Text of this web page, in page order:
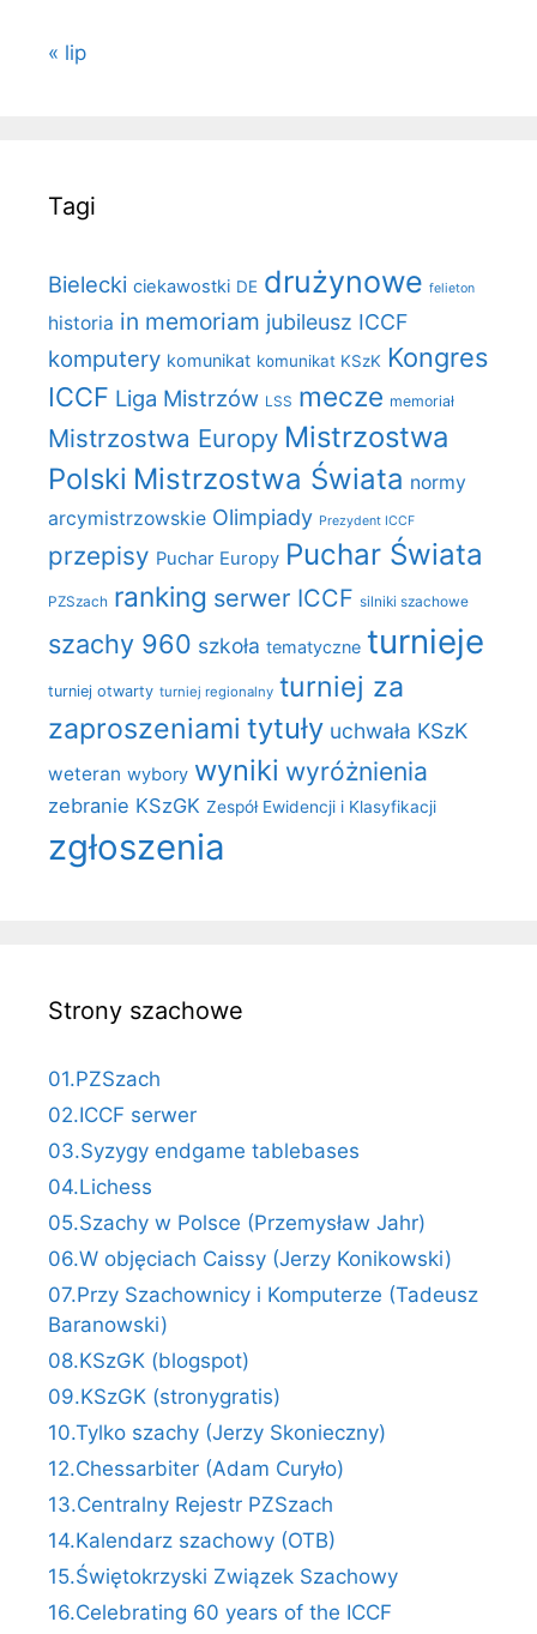
« lip
Tagi
Bielecki ciekawostki DE drużynowe felieton
historia in memoriam jubileusz ICCF
komputery komunikat komunikat KSzK Kongres
ICCF Liga Mistrzów LSS mecze memoriał
Mistrzostwa Europy Mistrzostwa
Polski Mistrzostwa Świata normy
arcymistrzowskie Olimpiady Prezydent ICCF
przepisy Puchar Europy Puchar Świata
PZSzach ranking serwer ICCF silniki szachowe
szachy 960 szkoła tematyczne turnieje
turniej otwarty turniej regionalny turniej za
zaproszeniami tytuły uchwała KSzK
weteran wybory wyniki wyróżnienia
zebranie KSzGK Zespół Ewidencji i Klasyfikacji
zgłoszenia
Strony szachowe
01.PZSzach
02.ICCF serwer
03.Syzygy endgame tablebases
04.Lichess
05.Szachy w Polsce (Przemysław Jahr)
06.W objęciach Caissy (Jerzy Konikowski)
07.Przy Szachownicy i Komputerze (Tadeusz
Baranowski)
08.KSzGK (blogspot)
09.KSzGK (stronygratis)
10.Tylko szachy (Jerzy Skonieczny)
12.Chessarbiter (Adam Curyło)
13.Centralny Rejestr PZSzach
14.Kalendarz szachowy (OTB)
15.Świętokrzyski Związek Szachowy
16.Celebrating 60 years of the ICCF